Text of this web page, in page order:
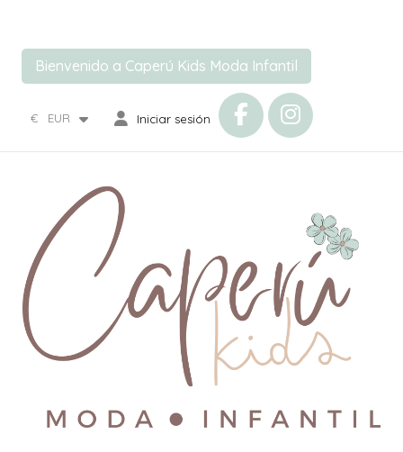
Bienvenido a Caperú Kids Moda Infantil
€ EUR Iniciar sesión